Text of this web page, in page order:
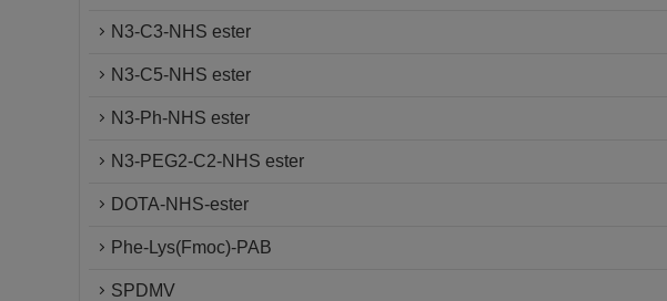
N3-C3-NHS ester
N3-C5-NHS ester
N3-Ph-NHS ester
N3-PEG2-C2-NHS ester
DOTA-NHS-ester
Phe-Lys(Fmoc)-PAB
SPDMV